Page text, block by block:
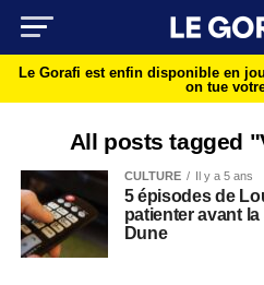
Le Gorafi est enfin disponible en
on tue
All posts tagged
CULTURE Il y a 5 ans
5 épisodes de
patienter avant
Dune